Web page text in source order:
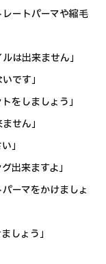
ートパーマや縮毛
は出来ません」
です」
をしましょう」
せん」
」
出来ますよ」
ーマをかけましょ
しょう」